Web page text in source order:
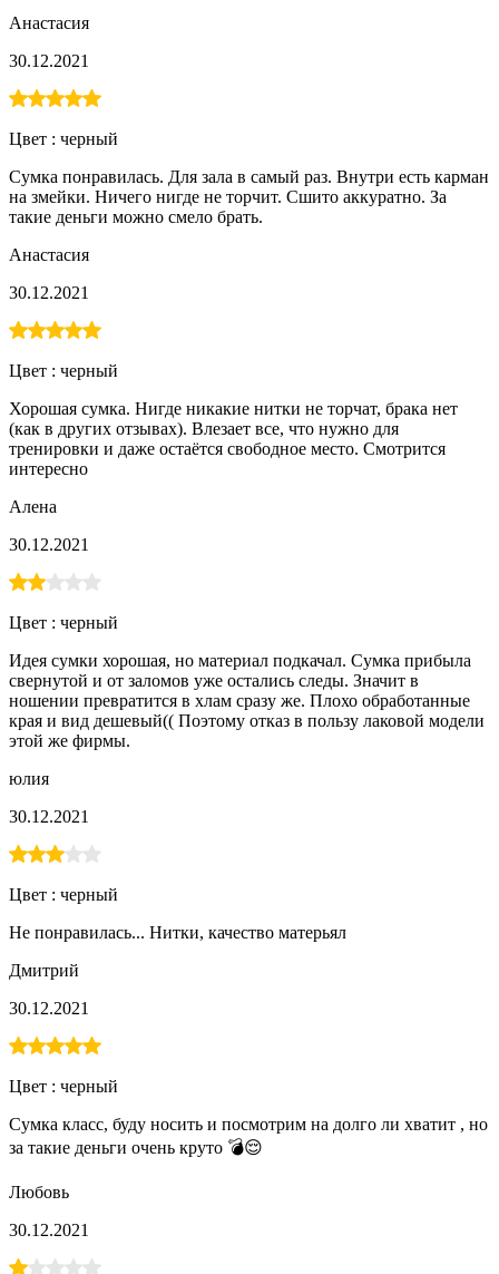
Анастасия
30.12.2021
Цвет : черный
Сумка понравилась. Для зала в самый раз. Внутри есть карман
на змейки. Ничего нигде не торчит. Сшито аккуратно. За
такие деньги можно смело брать.
Анастасия
30.12.2021
Цвет : черный
Хорошая сумка. Нигде никакие нитки не торчат, брака нет
(как в других отзывах). Влезает все, что нужно для
тренировки и даже остаётся свободное место. Смотрится
интересно
Алена
30.12.2021
Цвет : черный
Идея сумки хорошая, но материал подкачал. Сумка прибыла
свернутой и от заломов уже остались следы. Значит в
ношении превратится в хлам сразу же. Плохо обработанные
края и вид дешевый(( Поэтому отказ в пользу лаковой модели
этой же фирмы.
юлия
30.12.2021
Цвет : черный
Не понравилась... Нитки, качество матерьял
Дмитрий
30.12.2021
Цвет : черный
Сумка класс, буду носить и посмотрим на долго ли хватит , но
за такие деньги очень круто 💣😌
Любовь
30.12.2021